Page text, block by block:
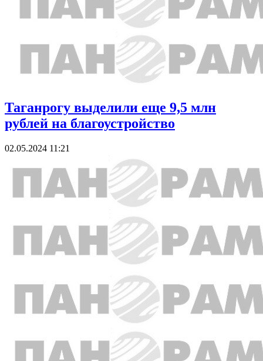
Таганрогу выделили еще 9,5 млн
рублей на благоустройство
02.05.2024 11:21